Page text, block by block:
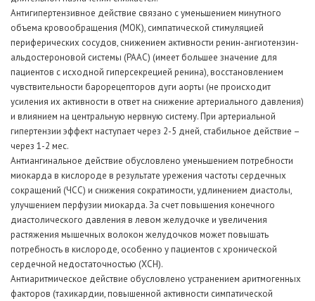
Антигипертензивное действие связано с уменьшением минутного
объема кровообращения (МОК), симпатической стимуляцией
периферических сосудов, снижением активности ренин-ангиотензин-
альдостероновой системы (РААС) (имеет большее значение для
пациентов с исходной гиперсекрецией ренина), восстановлением
чувствительности барорецепторов дуги аорты (не происходит
усиления их активности в ответ на снижение артериального давления)
и влиянием на центральную нервную систему. При артериальной
гипертензии эффект наступает через 2-5 дней, стабильное действие –
через 1-2 мес.
Антиангинальное действие обусловлено уменьшением потребности
миокарда в кислороде в результате урежения частоты сердечных
сокращений (ЧСС) и снижения сократимости, удлинением диастолы,
улучшением перфузии миокарда. За счет повышения конечного
диастолического давления в левом желудочке и увеличения
растяжения мышечных волокон желудочков может повышать
потребность в кислороде, особенно у пациентов с хронической
сердечной недостаточностью (ХСН).
Антиаритмическое действие обусловлено устранением аритмогенных
факторов (тахикардии, повышенной активности симпатической